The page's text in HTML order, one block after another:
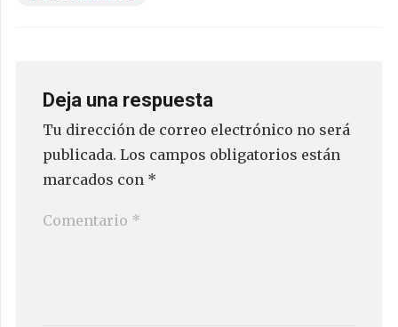
Deja una respuesta
Tu dirección de correo electrónico no será
publicada. Los campos obligatorios están
marcados con *